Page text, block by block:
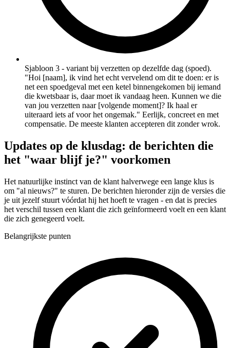
Sjabloon 3 - variant bij verzetten op dezelfde dag (spoed).
"Hoi [naam], ik vind het echt vervelend om dit te doen: er is
net een spoedgeval met een ketel binnengekomen bij iemand
die kwetsbaar is, daar moet ik vandaag heen. Kunnen we die
van jou verzetten naar [volgende moment]? Ik haal er
uiteraard iets af voor het ongemak." Eerlijk, concreet en met
compensatie. De meeste klanten accepteren dit zonder wrok.
Updates op de klusdag: de berichten die
het "waar blijf je?" voorkomen
Het natuurlijke instinct van de klant halverwege een lange klus is
om "al nieuws?" te sturen. De berichten hieronder zijn de versies die
je uit jezelf stuurt vóórdat hij het hoeft te vragen - en dat is precies
het verschil tussen een klant die zich geïnformeerd voelt en een klant
die zich genegeerd voelt.
Belangrijkste punten